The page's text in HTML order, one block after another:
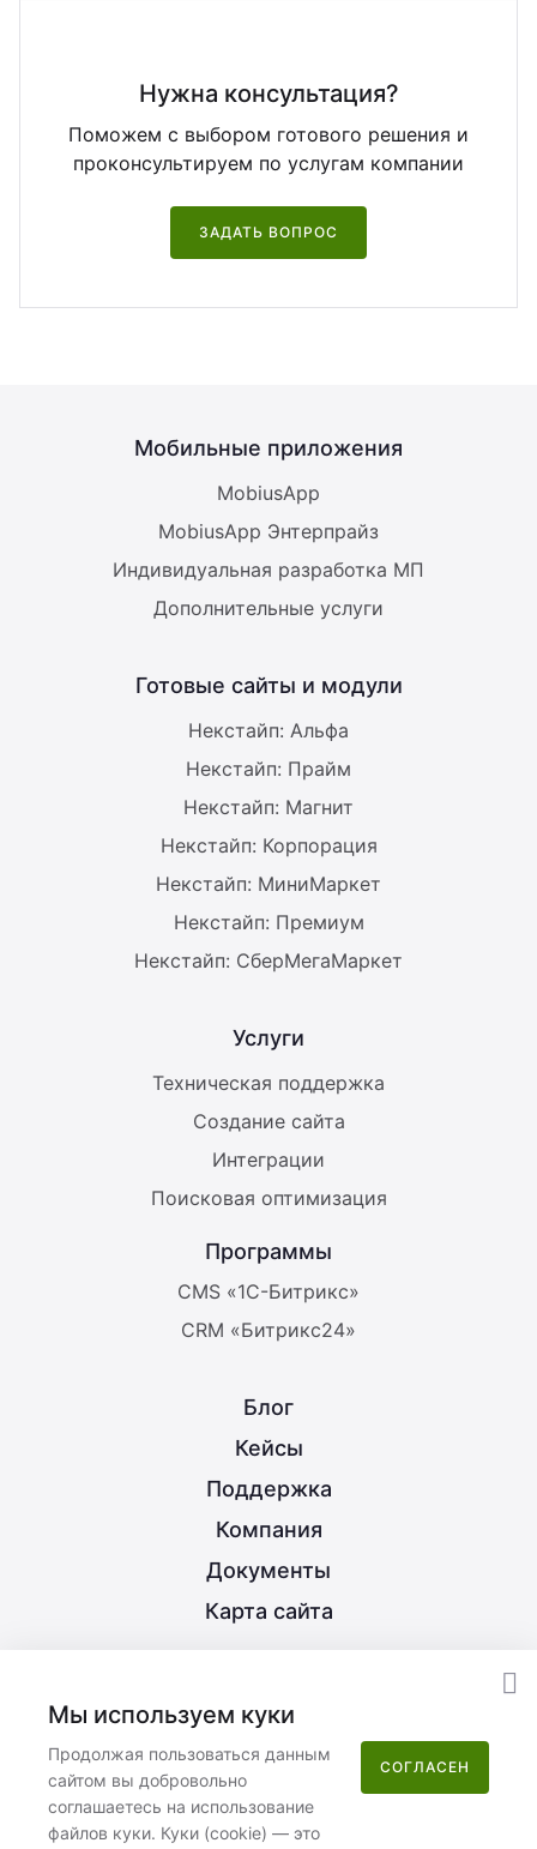
Нужна консультация?
Поможем с выбором готового решения и
проконсультируем по услугам компании
ЗАДАТЬ ВОПРОС
Мобильные приложения
MobiusApp
MobiusApp Энтерпрайз
Индивидуальная разработка МП
Дополнительные услуги
Готовые сайты и модули
Некстайп: Альфа
Некстайп: Прайм
Некстайп: Магнит
Некстайп: Корпорация
Некстайп: МиниМаркет
Некстайп: Премиум
Некстайп: СберМегаМаркет
Услуги
Техническая поддержка
Создание сайта
Интеграции
Поисковая оптимизация
Программы
CMS «1С-Битрикс»
CRM «Битрикс24»
Блог
Кейсы
Поддержка
Компания
Документы
Карта сайта
Москва,улица Потаповская Роща, 12к2
Пн–Пт 08:00–17:00
Мы используем куки
Продолжая пользоваться данным
сайтом вы добровольно
соглашаетесь на использование
файлов куки. Куки (cookie) — это
СОГЛАСЕН